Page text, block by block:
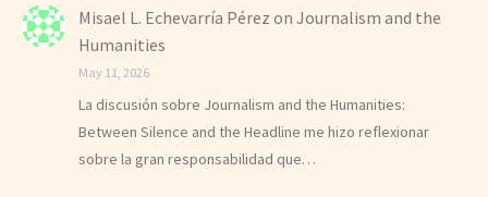
Misael L. Echevarría Pérez on Journalism and the
Humanities
May 11, 2026
La discusión sobre Journalism and the Humanities:
Between Silence and the Headline me hizo reflexionar
sobre la gran responsabilidad que…